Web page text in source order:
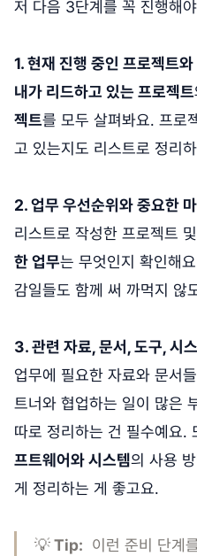
저 다음 3단계를 꼭 진행해
1. 현재 진행 중인 프로젝트
내가 리드하고 있는 프로젝트
젝트를 모두 살펴봐요. 프로
고 있는지도 리스트로 정리
2. 업무 우선순위와 중요한
리스트로 작성한 프로젝트
한 업무는 무엇인지 확인해
감일들도 함께 써 까먹지 않
3. 관련 자료, 문서, 도구, 시
업무에 필요한 자료와 문서
트너와 협업하는 일이 많은
따로 정리하는 건 필수예요.
프트웨어와 시스템의 사용
게 정리하는 게 좋고요.
💡Tip: 이런 준비 단계